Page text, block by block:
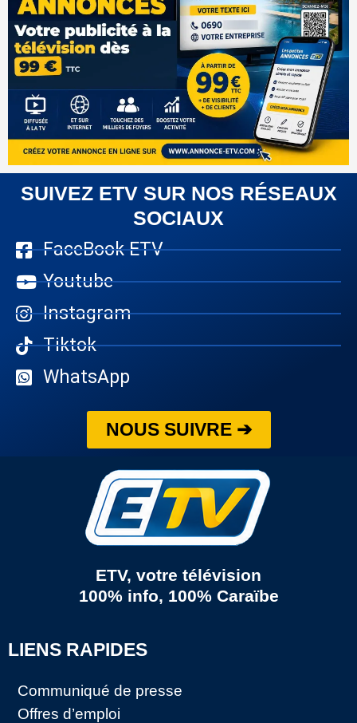
SUIVEZ ETV SUR NOS RÉSEAUX
SOCIAUX
FaceBook ETV
Youtube
Instagram
Tiktok
WhatsApp
NOUS SUIVRE ➔
ETV, votre télévision
100% info, 100% Caraïbe
LIENS RAPIDES
Communiqué de presse
Offres d’emploi